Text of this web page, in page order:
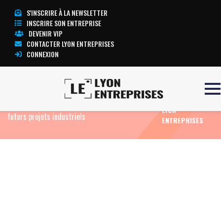
S'INSCRIRE À LA NEWSLETTER
INSCRIRE SON ENTREPRISE
DEVENIR VIP
CONTACTER LYON ENTREPRISES
CONNEXION
Le Parc industriel de la
futurs projets industriels
TOUTE
L’ACTUALITÉ
LYON
ENTREPRISES